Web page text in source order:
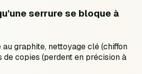
serrure se bloque à
graphite, nettoyage clé (chiffon
de copies (perdent en précision à